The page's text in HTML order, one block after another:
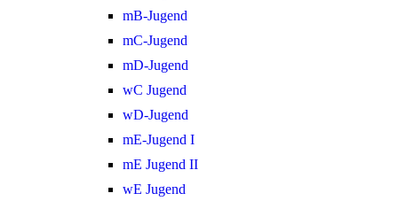
mB-Jugend
mC-Jugend
mD-Jugend
wC Jugend
wD-Jugend
mE-Jugend I
mE Jugend II
wE Jugend